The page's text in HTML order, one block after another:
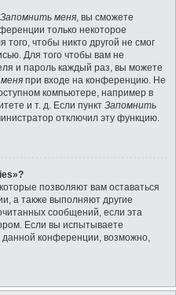
Запомнить меня, вы сможете
только некоторое
чтобы никто другой не смог
Для того чтобы вам не
и пароль каждый раз, вы можете
при входе на конференцию. Не
компьютере, например в
и т. д. Если пункт Запомнить
отключил эту функцию.
позволяют вам оставаться
а также выполняют другие
сообщений, если эта
Если вы испытываете
конференции, возможно,